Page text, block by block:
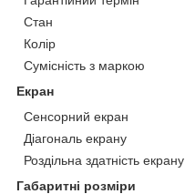
Стан
Колір
Сумісність з маркою
Екран
Сенсорний екран
Діагональ екрану
Роздільна здатність екрану
Габаритні розміри